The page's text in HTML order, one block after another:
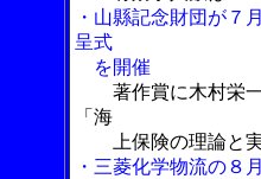
・山縣記念財団が７
呈式
を開催
著作賞に木村栄
「海
上保険の理論と実
・三菱化学物流の８